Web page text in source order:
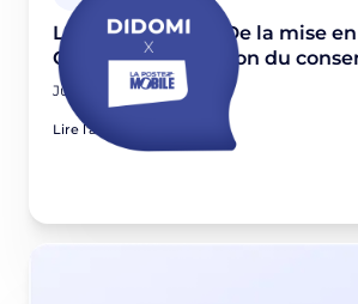
La Poste Mobile : De la mise
CNIL à l'optimisation du
June 11, 2026
Lire l'article